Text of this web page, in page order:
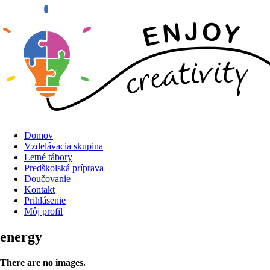
Domov
Vzdelávacia skupina
Letné tábory
Predškolská príprava
Doučovanie
Kontakt
Prihlásenie
Môj profil
energy
There are no images.